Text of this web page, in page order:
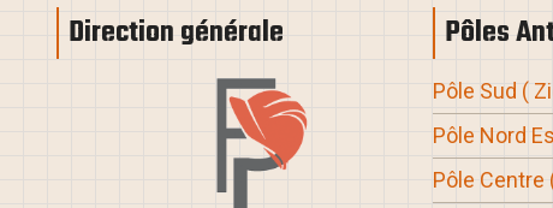
la
formation
en
conduite
d’engins
lourds
Direction générale Pôles
Pôle Sud (
Pôle Nord
Pôle Centre